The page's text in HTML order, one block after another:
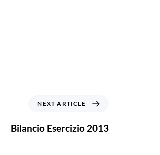
NEXT ARTICLE
Bilancio Esercizio 2013